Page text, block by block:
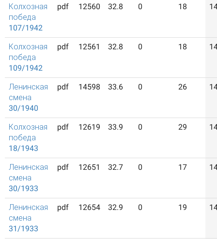
Колхозная
победа
107/1942
pdf 12560 32.8 0 18
Колхозная
победа
109/1942
pdf 12561 32.8 0 18
Ленинская
смена
30/1940
pdf 14598 33.6 0 26
Колхозная
победа
18/1943
pdf 12619 33.9 0 29
Ленинская
смена
30/1933
pdf 12651 32.7 0 17
Ленинская
смена
31/1933
pdf 12654 32.9 0 19